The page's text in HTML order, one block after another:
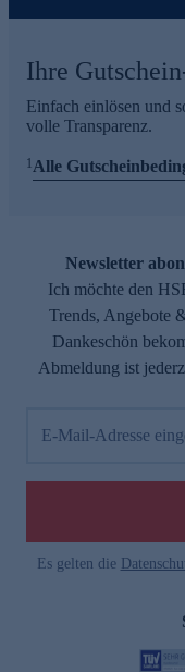
Ihre
Einfach einlösen und
volle Transparenz.
1 Alle
Newsletter
Ich möchte den
Trends, Angebote
Dankeschön
Abmeldung ist
E-Mail-Adresse
Es gelten die